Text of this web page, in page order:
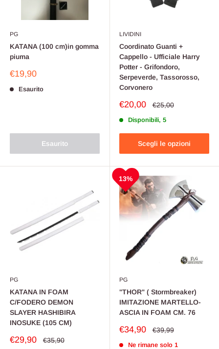
PG
KATANA (100 cm)in gomma
piuma
Prezzo
€19,90
Esaurito
Esaurito
LIVIDINI
Coordinato Guanti +
Cappello - Ufficiale Harry
Potter - Grifondoro,
Serpeverde, Tassorosso,
Corvonero
Prezzo
€20,00 Prezzo
€25,00
Disponibili, 5
Scegli le opzioni
PG
KATANA IN FOAM
C/FODERO DEMON
SLAYER HASHIBIRA
INOSUKE (105 CM)
Prezzo
€29,90 Prezzo
€35,90
13%
PG
"THOR" ( Stormbreaker)
IMITAZIONE MARTELLO-
ASCIA IN FOAM CM. 76
Prezzo
€34,90 Prezzo
€39,99
Ne rimane solo 1